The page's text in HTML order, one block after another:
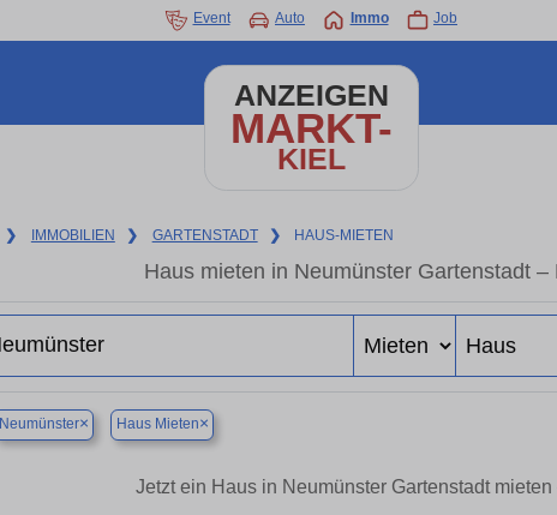
Event Auto Immo Job
ANZEIGEN
MARKT-
KIEL
❯ IMMOBILIEN ❯ GARTENSTADT ❯ HAUS-MIETEN
Haus mieten in Neumünster Gartenstadt
Neumünster× Haus Mieten×
Jetzt ein Haus in Neumünster Gartenstadt